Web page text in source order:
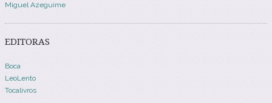
Miguel Azeguime
EDITORAS
Boca
LeoLento
Tocalivros